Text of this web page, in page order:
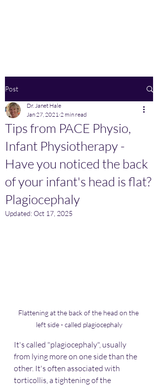
Post
Tips from PACE Physio,
Infant Physiotherapy -
Have you noticed the back
of your infant's head is flat?
Plagiocephaly
Dr. Janet Hale
Jan 27, 2021 2 min read
Updated:Oct 17, 2025
Flattening at the back of the head on the
left side - called plagiocephaly
It's called "plagiocephaly", usually
from lying more on one side than the
other. It's often associated with
torticollis, a tightening of the